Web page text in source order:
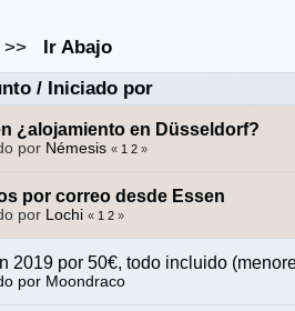
>>
Ir Abajo
/ Iniciado por
¿alojamiento en Düsseldorf?
por Némesis « 1 2 »
por correo desde Essen
por Lochi « 1 2 »
2019 por 50€, todo incluido
por Moondraco